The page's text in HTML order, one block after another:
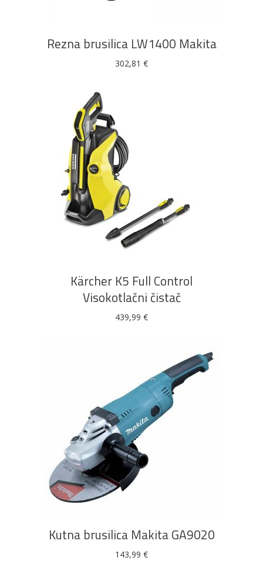
Rezna brusilica LW1400 Makita
302,81 €
DODAJ U KOŠARICU
Kärcher K5 Full Control
Visokotlačni čistač
439,99 €
DODAJ U KOŠARICU
Kutna brusilica Makita GA9020
143,99 €